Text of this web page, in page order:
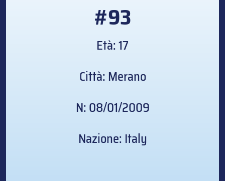
#93
Età: 17
Città: Merano
N: 08/01/2009
Nazione: Italy